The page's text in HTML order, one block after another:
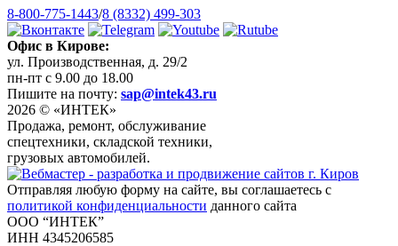
8-800-775-1443/8 (8332) 499-303
Офис в Кирове:
ул. Производственная, д. 29/2
пн-пт с 9.00 до 18.00
Пишите на почту: sap@intek43.ru
2026 © «ИНТЕК»
Продажа, ремонт, обслуживание
спецтехники, складской техники,
грузовых автомобилей.
Отправляя любую форму на сайте, вы соглашаетесь с
политикой конфиденциальности данного сайта
ООО “ИНТЕК”
ИНН 4345206585